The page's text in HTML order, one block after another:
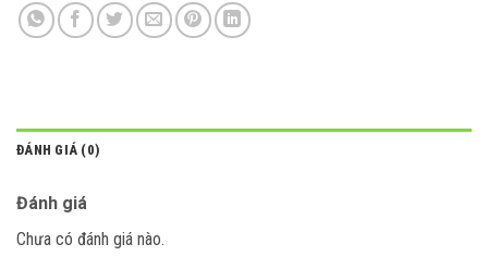
ĐÁNH GIÁ (0)
Đánh giá
Chưa có đánh giá nào.